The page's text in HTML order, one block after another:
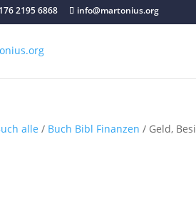
2195 6868 info@martonius.org
alle / Buch Bibl Finanzen / Geld,